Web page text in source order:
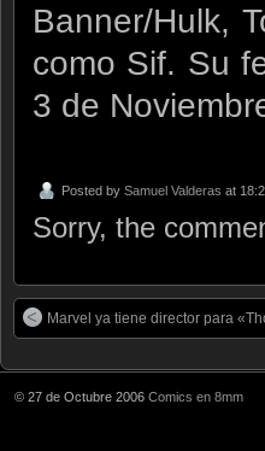
Banner/Hulk,
como Sif. Su
3 de
Posted by Samuel Valderas at
Sorry, the
Marvel ya tiene director para
© 27 de Octubre 2006 Comics en 8mm